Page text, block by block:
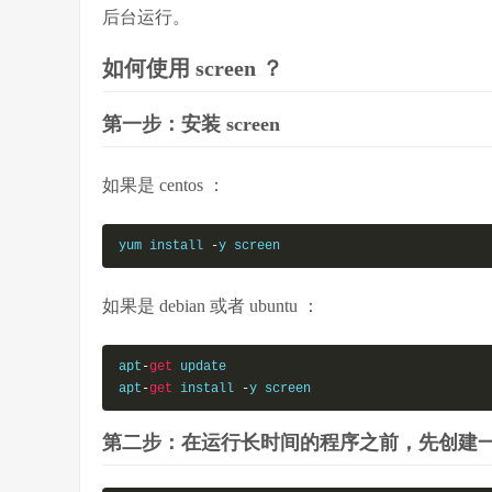
后台运行。
如何使用 screen ？
第一步：安装 screen
如果是 centos ：
yum install -y screen
如果是 debian 或者 ubuntu ：
apt -get update
apt -get install -y screen
第二步：在运行长时间的程序之前，先创建